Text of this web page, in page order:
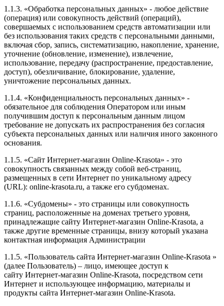
1.1.3. «Обработка персональных данных» - любое действие
(операция) или совокупность действий (операций),
совершаемых с использованием средств автоматизации или
без использования таких средств с персональными данными,
включая сбор, запись, систематизацию, накопление, хранение,
уточнение (обновление, изменение), извлечение,
использование, передачу (распространение, предоставление,
доступ), обезличивание, блокирование, удаление,
уничтожение персональных данных.
1.1.4. «Конфиденциальность персональных данных» -
обязательное для соблюдения Оператором или иным
получившим доступ к персональным данным лицом
требование не допускать их распространения без согласия
субъекта персональных данных или наличия иного законного
основания.
1.1.5. «Сайт Интернет-магазин Online-Krasota» - это
совокупность связанных между собой веб-страниц,
размещенных в сети Интернет по уникальному адресу
(URL): online-krasota.ru, а также его субдоменах.
1.1.6. «Субдомены» - это страницы или совокупность
страниц, расположенные на доменах третьего уровня,
принадлежащие сайту Интернет-магазин Online-Krasota, а
также другие временные страницы, внизу который указана
контактная информация Администрации
1.1.5. «Пользователь сайта Интернет-магазин Online-Krasota »
(далее Пользователь) – лицо, имеющее доступ к
сайту Интернет-магазин Online-Krasota, посредством сети
Интернет и использующее информацию, материалы и
продукты сайта Интернет-магазин Online-Krasota.